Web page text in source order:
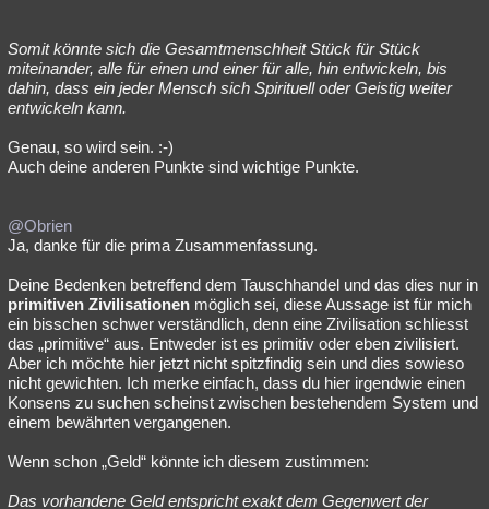
Somit könnte sich die Gesamtmenschheit Stück für Stück
miteinander, alle für einen und einer für alle, hin entwickeln, bis
dahin, dass ein jeder Mensch sich Spirituell oder Geistig weiter
entwickeln kann.
Genau, so wird sein. :-)
Auch deine anderen Punkte sind wichtige Punkte.
@Obrien
Ja, danke für die prima Zusammenfassung.
Deine Bedenken betreffend dem Tauschhandel und das dies nur in
primitiven Zivilisationen möglich sei, diese Aussage ist für mich
ein bisschen schwer verständlich, denn eine Zivilisation schliesst
das „primitive“ aus. Entweder ist es primitiv oder eben zivilisiert.
Aber ich möchte hier jetzt nicht spitzfindig sein und dies sowieso
nicht gewichten. Ich merke einfach, dass du hier irgendwie einen
Konsens zu suchen scheinst zwischen bestehendem System und
einem bewährten vergangenen.
Wenn schon „Geld“ könnte ich diesem zustimmen:
Das vorhandene Geld entspricht exakt dem Gegenwert der